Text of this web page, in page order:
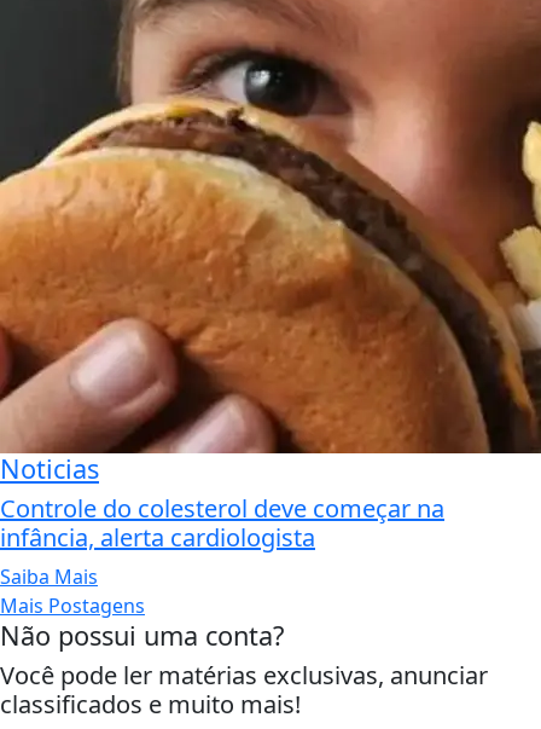
Noticias
Controle do colesterol deve começar na
infância, alerta cardiologista
Saiba Mais
Mais Postagens
Não possui uma conta?
Você pode ler matérias exclusivas, anunciar
classificados e muito mais!